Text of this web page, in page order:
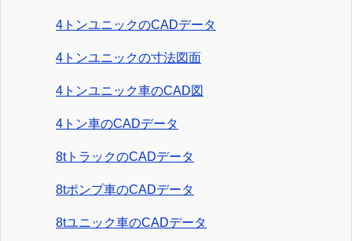
4トンユニックのCADデータ
4トンユニックの寸法図面
4トンユニック車のCAD図
4トン車のCADデータ
8tトラックのCADデータ
8tポンプ車のCADデータ
8tユニック車のCADデータ